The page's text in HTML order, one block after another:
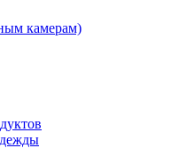
камерам)